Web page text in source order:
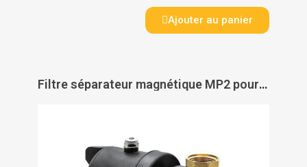
Ajouter au panier
Filtre séparateur magnétique MP2 pour pompes à chaleur - RBM